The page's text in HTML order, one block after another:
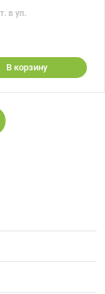
в уп.
В корзину